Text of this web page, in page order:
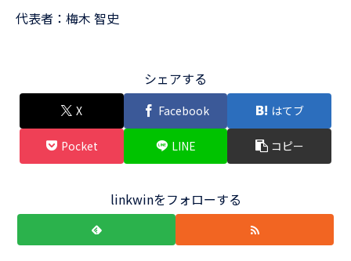
代表者：梅木 智史
シェアする
X Facebook はてブ
Pocket LINE コピー
linkwinをフォローする